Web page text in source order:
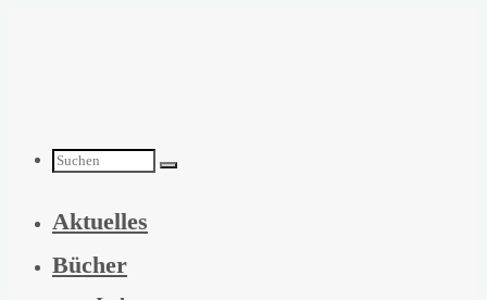
Suchen
nach:
Aktuelles
Bücher